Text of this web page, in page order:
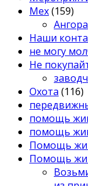
Мех(159)
Ангора
Наши
не могу
Не
Охота (116)
помощь
помощь
Помощь
Помощь